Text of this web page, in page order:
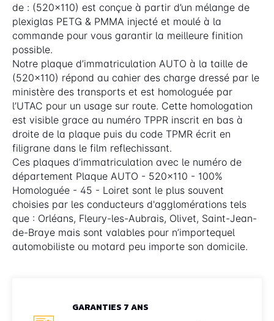
de : (520x110) est conçue à partir d’un mélange de
plexiglas PETG & PMMA injecté et moulé à la
commande pour vous garantir la meilleure finition
possible.
Notre plaque d’immatriculation AUTO à la taille de
(520x110) répond au cahier des charge dressé par le
ministère des transports et est homologuée par
l’UTAC pour un usage sur route. Cette homologation
est visible grace au numéro TPPR inscrit en bas à
droite de la plaque puis du code TPMR écrit en
filigrane dans le film reflechissant.
Ces plaques d’immatriculation avec le numéro de
département Plaque AUTO - 520x110 - 100%
Homologuée - 45 - Loiret sont le plus souvent
choisies par les conducteurs d'agglomérations tels
que : Orléans, Fleury-les-Aubrais, Olivet, Saint-Jean-
de-Braye mais sont valables pour n’importequel
automobiliste ou motard peu importe son domicile.
GARANTIES 7 ANS